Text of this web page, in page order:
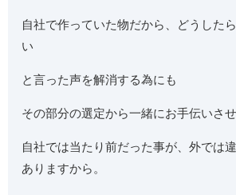
自社で作っていた物だから、どうした
い
と言った声を解消する為にも
その部分の選定から一緒にお手伝いさ
自社では当たり前だった事が、外では
ありますから。